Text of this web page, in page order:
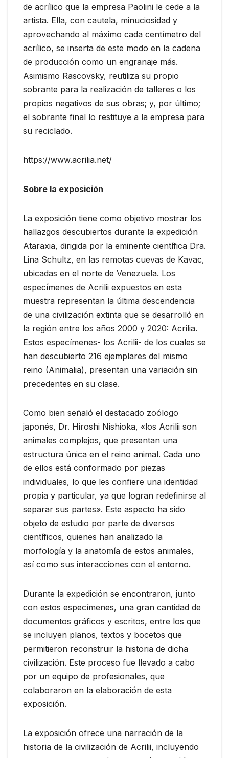
de acrílico que la empresa Paolini le cede a la
artista. Ella, con cautela, minuciosidad y
aprovechando al máximo cada centímetro del
acrílico, se inserta de este modo en la cadena
de producción como un engranaje más.
Asimismo Rascovsky, reutiliza su propio
sobrante para la realización de talleres o los
propios negativos de sus obras; y, por último;
el sobrante final lo restituye a la empresa para
su reciclado.
https://www.acrilia.net/
Sobre la exposición
La exposición tiene como objetivo mostrar los
hallazgos descubiertos durante la expedición
Ataraxia, dirigida por la eminente científica Dra.
Lina Schultz, en las remotas cuevas de Kavac,
ubicadas en el norte de Venezuela. Los
especímenes de Acrilii expuestos en esta
muestra representan la última descendencia
de una civilización extinta que se desarrolló en
la región entre los años 2000 y 2020: Acrilia.
Estos especímenes- los Acrilii- de los cuales se
han descubierto 216 ejemplares del mismo
reino (Animalia), presentan una variación sin
precedentes en su clase.
Como bien señaló el destacado zoólogo
japonés, Dr. Hiroshi Nishioka, «los Acrilii son
animales complejos, que presentan una
estructura única en el reino animal. Cada uno
de ellos está conformado por piezas
individuales, lo que les confiere una identidad
propia y particular, ya que logran redefinirse al
separar sus partes». Este aspecto ha sido
objeto de estudio por parte de diversos
científicos, quienes han analizado la
morfología y la anatomía de estos animales,
así como sus interacciones con el entorno.
Durante la expedición se encontraron, junto
con estos especímenes, una gran cantidad de
documentos gráficos y escritos, entre los que
se incluyen planos, textos y bocetos que
permitieron reconstruir la historia de dicha
civilización. Este proceso fue llevado a cabo
por un equipo de profesionales, que
colaboraron en la elaboración de esta
exposición.
La exposición ofrece una narración de la
historia de la civilización de Acrilii, incluyendo